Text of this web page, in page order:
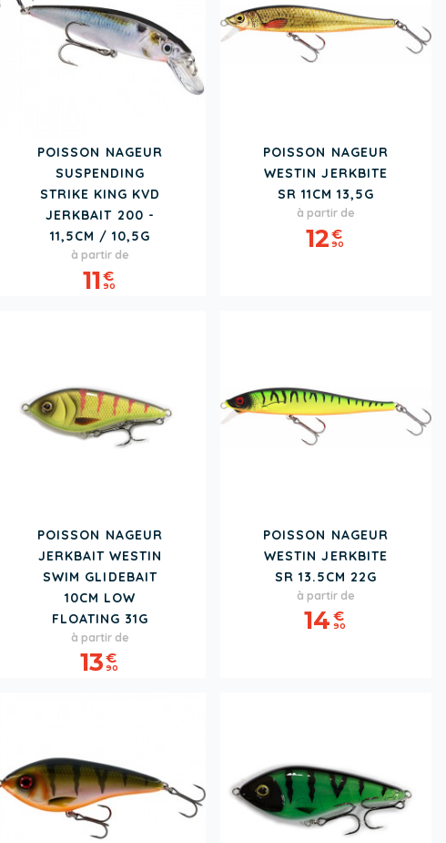
POISSON NAGEUR
SUSPENDING
STRIKE KING KVD
JERKBAIT 200 -
11,5CM / 10,5G
Prix
à partir de
11€
90
POISSON NAGEUR
WESTIN JERKBITE
SR 11CM 13,5G
Prix
à partir de
12€
90
POISSON NAGEUR
JERKBAIT WESTIN
SWIM GLIDEBAIT
10CM LOW
FLOATING 31G
Prix
à partir de
13€
90
POISSON NAGEUR
WESTIN JERKBITE
SR 13.5CM 22G
Prix
à partir de
14 €
90